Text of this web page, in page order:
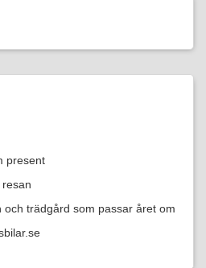
present
och trädgård som passar året om